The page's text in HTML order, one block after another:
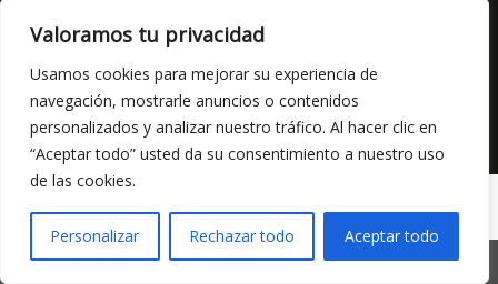
Valoramos tu privacidad
Usamos cookies para mejorar su experiencia de
navegación, mostrarle anuncios o contenidos
personalizados y analizar nuestro tráfico. Al hacer clic en
“Aceptar todo” usted da su consentimiento a nuestro uso
de las cookies.
Personalizar Rechazar todo Aceptar todo
Restaurante La Bodegueta de Julia
https:// Fútbol 8 y 11 - Torneos Guía Profesionales